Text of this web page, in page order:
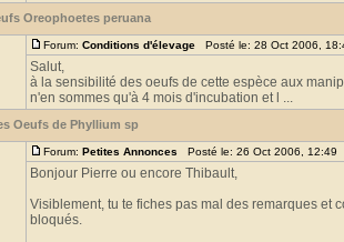
Oreophoetes peruana
Forum: Conditions d'élevage Posté le: 28 Oct 2006,
Salut,
à la sensibilité des oeufs de cette espèce aux
n'en sommes qu'à 4 mois d'incubation et l ...
Oeufs de Phyllium sp
Forum: Petites Annonces Posté le: 26 Oct 2006,
Bonjour Pierre ou encore Thibault,
Visiblement, tu te fiches pas mal des remarques et
bloqués.